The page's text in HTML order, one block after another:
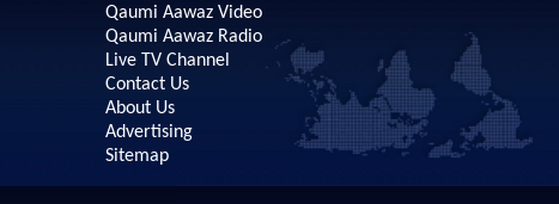
Qaumi Aawaz Video
Qaumi Aawaz Radio
Live TV Channel
Contact Us
About Us
Advertising
Sitemap